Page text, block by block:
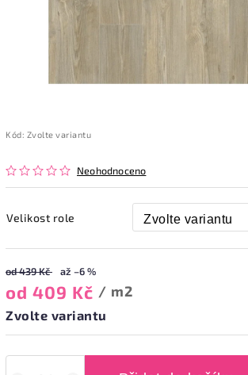
Kód: Zvolte variantu
Neohodnoceno
Velikost role
od 439 Kč až –6 %
od 409 Kč / m2
Zvolte variantu